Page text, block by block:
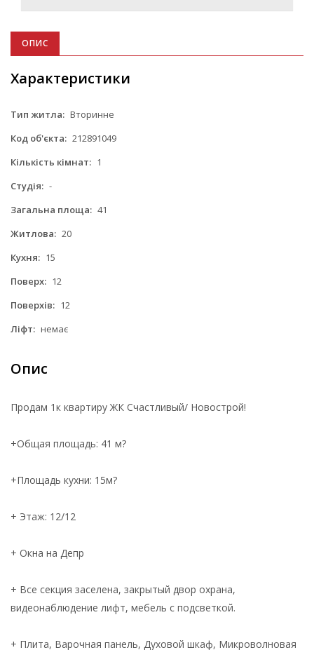
ОПИС
Характеристики
Тип житла: Вторинне
Код об'єкта: 212891049
Кількість кімнат: 1
Студія: -
Загальна площа: 41
Житлова: 20
Кухня: 15
Поверх: 12
Поверхів: 12
Ліфт: немає
Опис
Продам 1к квартиру ЖК Счастливый/ Новострой!
+Общая площадь: 41 м?
+Площадь кухни: 15м?
+ Этаж: 12/12
+ Окна на Депр
+ Все секция заселена, закрытый двор охрана,
видеонаблюдение лифт, мебель с подсветкой.
+ Плита, Варочная панель, Духовой шкаф, Микроволновая